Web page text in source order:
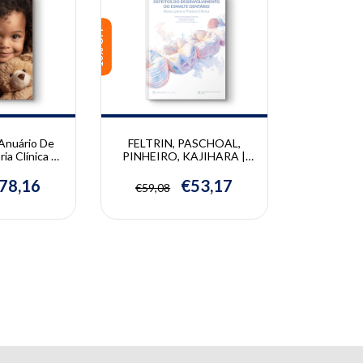
De
Clínica -
10% OFF
FELTRIN, PASCHOAL,
PINHEIRO, KAJIHARA |
Desenvolvimento do
Esmalte Dentário | Juliana
Paschoal, Emanuella
€59,08 €53,17